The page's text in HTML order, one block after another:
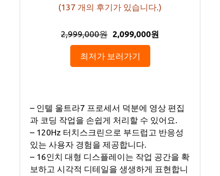
(137 개의 후기가 있습니다.)
2,999,000원 2,099,000원
최저가 보러가기
– 인텔 울트라7 프로세서 덕분에 영상 편집
과 코딩 작업을 손쉽게 처리할 수 있어요.
– 120Hz 터치스크린으로 부드럽고 반응성
있는 사용자 경험을 제공합니다.
– 16인치 대형 디스플레이는 작업 공간을 확
보하고 시각적 디테일을 생생하게 표현합니